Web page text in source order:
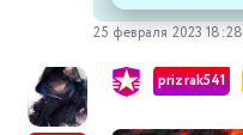
25 февраля 2023 18:28
prizrak541